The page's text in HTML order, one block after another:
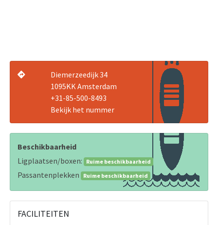
Diemerzeedijk 34
1095KK Amsterdam
+31-85-500-8493
Bekijk het nummer
Beschikbaarheid
Ligplaatsen/boxen:
Ruime beschikbaarheid
Passantenplekken Ruime beschikbaarheid
FACILITEITEN